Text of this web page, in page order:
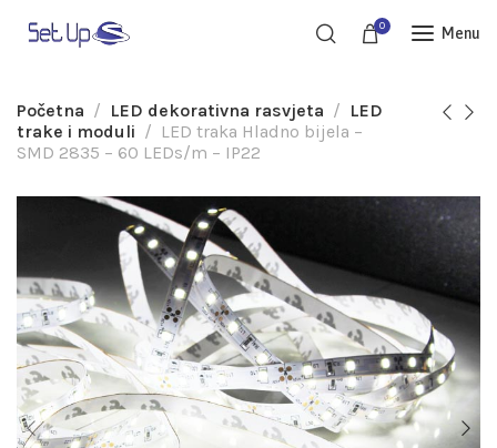
0 Menu
Početna LED dekorativna rasvjeta
LED
trake i moduli
LED traka Hladno bijela –
SMD 2835 – 60 LEDs/m – IP22